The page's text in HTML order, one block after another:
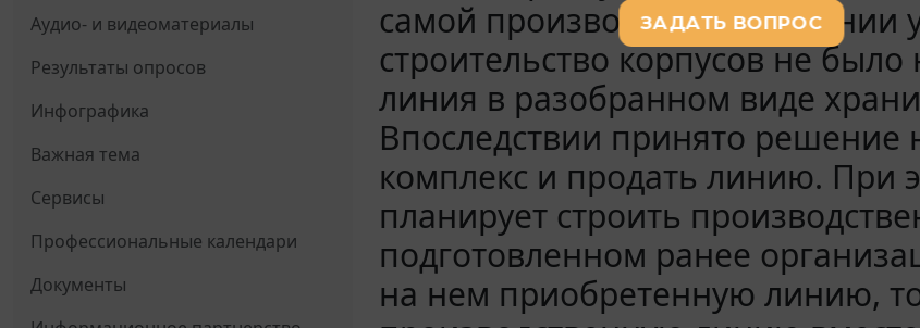
Аудио- и видеоматериалы
Результаты опросов
Инфографика
Важная тема
Сервисы
Профессиональные календари
Документы
самой производственной линии
строительство корпусов не
линия в разобранном виде
Впоследствии принято решение
комплекс и продать линию. При
планирует строить
подготовленном ранее
на нем приобретенную линию,